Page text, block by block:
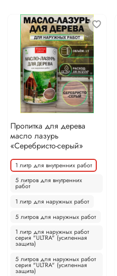
Пропитка для дерева
масло лазурь
«Серебристо-серый»
1 литр для внутренних работ
5 литров для внутренних
работ
1 литр для наружных работ
5 литров для наружных работ
1 литр для наружных работ
серия "ULTRA" (усиленная
защита)
5 литров для наружных работ
серия "ULTRA" (усиленная
защита)